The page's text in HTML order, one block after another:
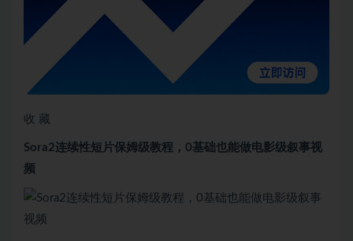
收 藏
Sora2连续性短片保姆级教程，0基础也能做电影级叙事视
频